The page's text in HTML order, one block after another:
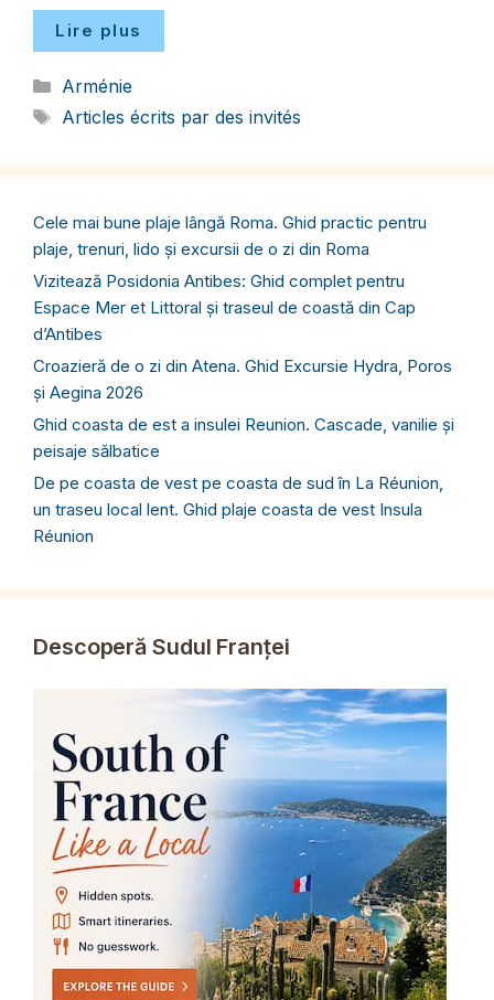
Lire plus
Catégories
Arménie
Étiquettes
Articles écrits par des invités
Cele mai bune plaje lângă Roma. Ghid practic pentru
plaje, trenuri, lido și excursii de o zi din Roma
Vizitează Posidonia Antibes: Ghid complet pentru
Espace Mer et Littoral și traseul de coastă din Cap
d’Antibes
Croazieră de o zi din Atena. Ghid Excursie Hydra, Poros
și Aegina 2026
Ghid coasta de est a insulei Reunion. Cascade, vanilie și
peisaje sălbatice
De pe coasta de vest pe coasta de sud în La Réunion,
un traseu local lent. Ghid plaje coasta de vest Insula
Réunion
Descoperă Sudul Franței